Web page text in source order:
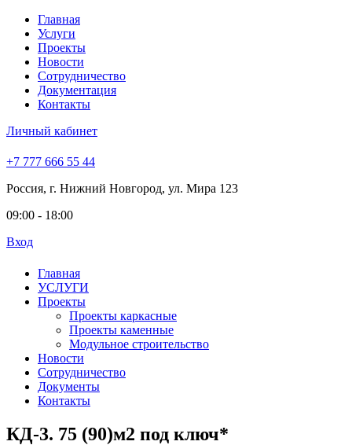
Главная
Услуги
Проекты
Новости
Сотрудничество
Документация
Контакты
Личный кабинет
+7 777 666 55 44
Россия, г. Нижний Новгород, ул. Мира 123
09:00 - 18:00
Вход
Главная
УСЛУГИ
Проекты
Проекты каркасные
Проекты каменные
Модульное строительство
Новости
Сотрудничество
Документы
Контакты
КД-3. 75 (90)м2 под ключ*